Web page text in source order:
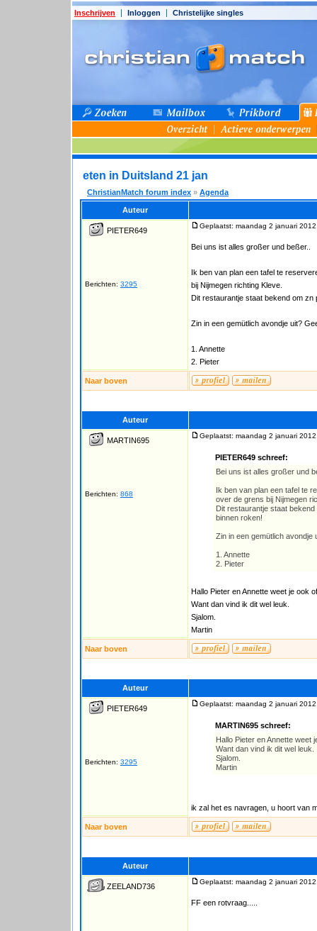
Inschrijven Inloggen Christelijke singles
eten in Duitsland 21 jan
ChristianMatch forum index » Agenda
Auteur
PIETER649
Berichten: 3295
Geplaatst: maandag 2 januari
Bei uns ist alles großer und beßer..
Ik ben van plan een tafel te
bij Nijmegen richting Kleve.
Dit restaurantje staat bekend om zn
Zin in een gemütlich avondje uit?
1. Annette
2. Pieter
Naar boven
Auteur
MARTIN695
Berichten: 868
Geplaatst: maandag 2 januari
PIETER649 schreef:
Bei uns ist alles großer und
Ik ben van plan een tafel te
over de grens bij Nijmegen
Dit restaurantje staat
binnen roken!
Zin in een gemütlich avondje
1. Annette
2. Pieter
Hallo Pieter en Annette weet je ook
Want dan vind ik dit wel leuk.
Sjalom.
Martin
Naar boven
Auteur
PIETER649
Berichten: 3295
Geplaatst: maandag 2 januari
MARTIN695 schreef:
Hallo Pieter en Annette weet
Want dan vind ik dit wel leuk.
Sjalom.
Martin
ik zal het es navragen, u hoort van
Naar boven
Auteur
ZEELAND736
Geplaatst: maandag 2 januari
FF een rotvraag.....